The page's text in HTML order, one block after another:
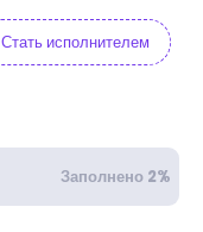
Стать исполнителем
Заполнено 2%